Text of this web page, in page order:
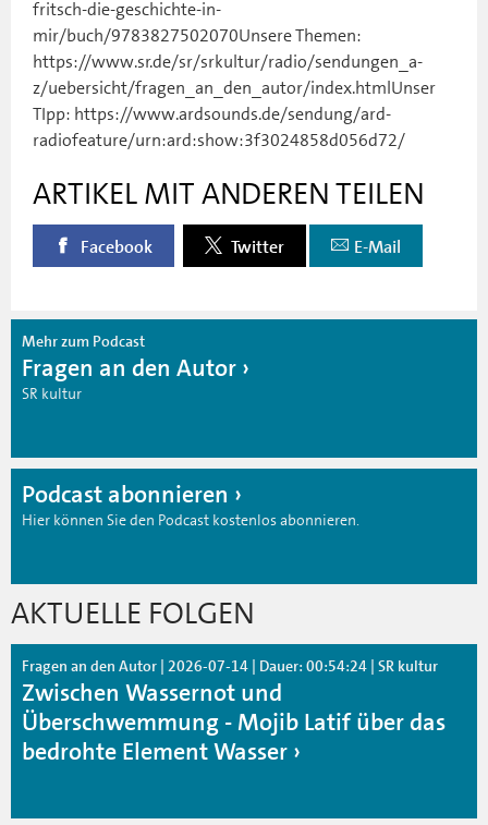
fritsch-die-geschichte-in-
mir/buch/9783827502070Unsere Themen:
https://www.sr.de/sr/srkultur/radio/sendungen_a-
z/uebersicht/fragen_an_den_autor/index.htmlUnser
TIpp: https://www.ardsounds.de/sendung/ard-
radiofeature/urn:ard:show:3f3024858d056d72/
ARTIKEL MIT ANDEREN TEILEN
Facebook Twitter E-Mail
Mehr zum Podcast
Fragen an den Autor
SR kultur
Podcast abonnieren
Hier können Sie den Podcast kostenlos abonnieren.
AKTUELLE FOLGEN
Fragen an den Autor | 2026-07-14 | Dauer: 00:54:24 | SR kultur
Zwischen Wassernot und
Überschwemmung - Mojib Latif über das
bedrohte Element Wasser